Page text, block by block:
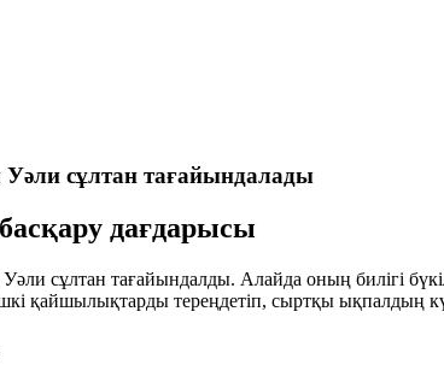
сұлтан тағайындалады
басқару дағдарысы
сұлтан тағайындалды. Алайда оның билігі
ішкі қайшылықтарды тереңдетіп, сыртқы